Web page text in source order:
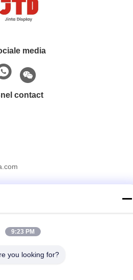
media
contact
Shanghu-Stad,
Provincie, China
9:23 PM
you looking for?